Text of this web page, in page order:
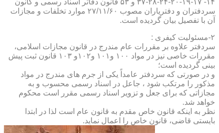
۱۴- ۱۷-۱۹-۲۰-۲۴-۲۸-۳۷ و ۵۳ قانون دفاتر اسناد رسمی و کانون
سردفتران و دفتریاران مصوب ۲۷/۱۱/۶۰ موارد تخلفات و مجازات
آن با تفصیل بیان گردیده است.
۲-مسئولیت کیفری :
سردفتر علاوه بر مقررات عام مندرج در قانون مجازات اسلامی،
مقررات خاصی نیز در مواد ۱۰۰ و۱۰۱ و۱۰۲و ۱۰۳ قانون ثبت پیش
بینی گردیده است؛
و در صورتی که سردفتر عامداً یکی از جرم های مندرج در مواد
مذکور را مرتکب شود ، جاعل در اسناد رسمی محسوب و به
مجازاتی که برای جعل و تزویر اسناد رسمی مقرر است محکوم
خواهد شد.
نظر به اینکه قانون خاص مقدم به قانون عام است لذا در ابتدا
بایستی قاضی، قانون خاص را اعمال نماید.